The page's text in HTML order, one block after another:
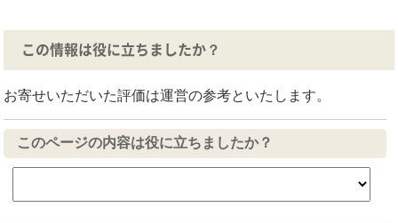
この情報は役に立ちましたか？
お寄せいただいた評価は運営の参考といたします。
このページの内容は役に立ちましたか？